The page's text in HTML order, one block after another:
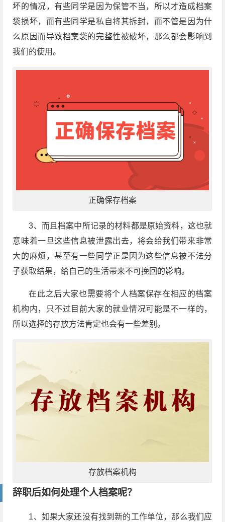
坏的情况，有些同学是因为保管不当，所以才造成档案
袋损坏，而有些同学是私自将其拆封，而不管是因为什
么原因而导致档案袋的完整性被破坏，那么都会影响到
我们的使用。
正确保存档案
3、而且档案中所记录的材料都是原始资料，这也就
意味着一旦这些信息被泄露出去，将会给我们带来非常
大的麻烦，甚至有一些同学正是因为这些信息被不法分
子获取结果，给自己的生活带来不可挽回的影响。
在此之后大家也需要将个人档案保存在相应的档案
机构内，只不过目前大家的就业情况可能是不一样的，
所以选择的存放方法肯定也会有一些差别。
存放档案机构
辞职后如何处理个人档案呢？
1、如果大家还没有找到新的工作单位，那么我们应